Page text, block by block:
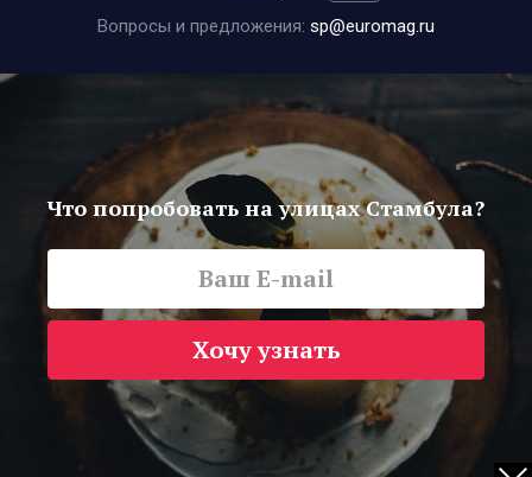
Вопросы и предложения: sp@euromag.ru
Что попробовать на улицах Стамбула?
Хочу узнать